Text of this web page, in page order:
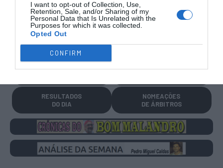
I want to opt-out of Collection, Use,
Retention, Sale, and/or Sharing of my
Personal Data that Is Unrelated with the
Purposes for which it was collected.
Opted Out
CONFIRM
CAMPEÕES, SUBIDAS E DESCIDAS
ÚLTIMOS
PRÓXIMOS
RESULTADOS
DO DIA
NOMEAÇÕES
DE ÁRBITROS